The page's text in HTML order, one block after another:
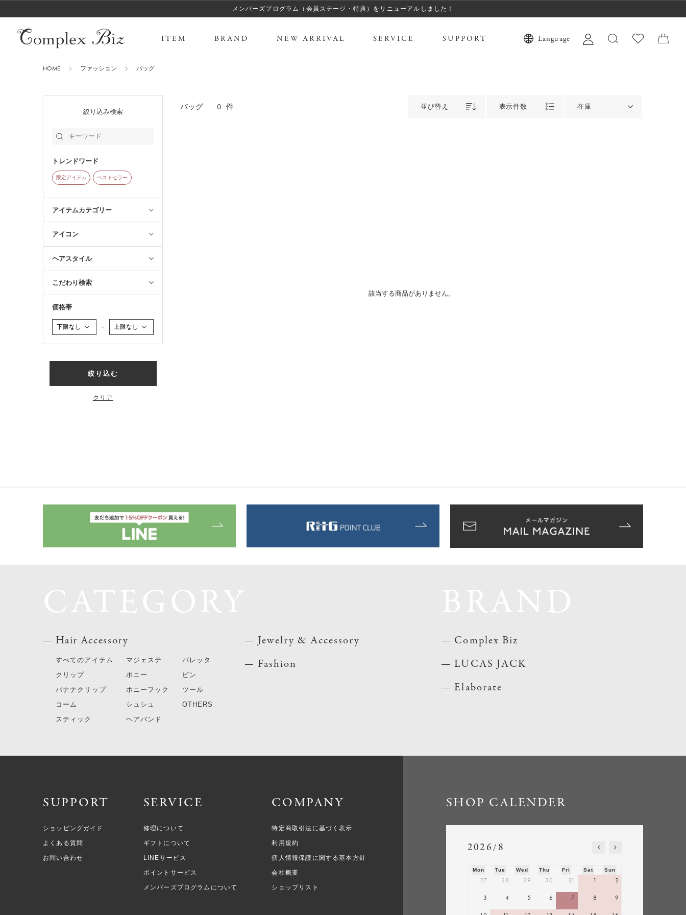
メンバーズプログラム（会員ステージ・特典）をリニューアルしました！
ITEM BRAND NEW ARRIVAL SERVICE SUPPORT Language
HOME ファッション バッグ
絞り込み検索
トレンドワード
限定アイテム ベストセラー
アイテムカテゴリー
アイコン
ヘアスタイル
こだわり検索
価格帯
～
絞り込む
クリア
バッグ 0 件 並び替え 表示件数 在庫
該当する商品がありません。
Hair Accessory
すべてのアイテム
クリップ
バナナクリップ
コーム
スティック
マジェステ
ポニー
ポニーフック
シュシュ
ヘアバンド
バレッタ
ピン
ツール
OTHERS
Jewelry & Accessory
Fashion
Complex Biz
LUCAS JACK
Elaborate
SUPPORT
ショッピングガイド
よくある質問
お問い合わせ
SERVICE
修理について
ギフトについて
LINEサービス
ポイントサービス
メンバーズプログラムについて
COMPANY
特定商取引法に基づく表示
利用規約
個人情報保護に関する基本方針
会社概要
ショップリスト
SHOP CALENDER
2026/8
Mon Tue Wed Thu Fri Sat Sun
27 28 29 30 31 1 2
3 4 5 6 7 8 9